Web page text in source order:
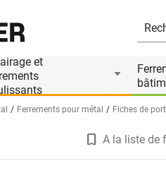
et
Ferrements pour métal Fiches de
Accessoires appropriés
A la liste de